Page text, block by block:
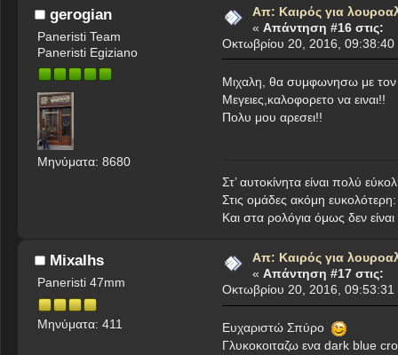
gerogian
Paneristi Team
Paneristi Egiziano
Μηνύματα: 8680
Απ: Καιρός για
« Απάντηση #16 στις:
Οκτωβρίου 20, 2016, 09:38:40
Μιχαλη, θα συμφωνησω με τον
Μεγειες,καλοφορετο να ειναι!!
Πολυ μου αρεσει!!
Στ’ αυτοκίνητα είναι πολύ
Στις ομάδες ακόμη
Kαι στα ρολόγια όμως δεν
Mixalhs
Paneristi 47mm
Μηνύματα: 411
Απ: Καιρός για
« Απάντηση #17 στις:
Οκτωβρίου 20, 2016, 09:53:31
Ευχαριστώ Σπύρο
Γλυκοκοιταζω ενα dark blue